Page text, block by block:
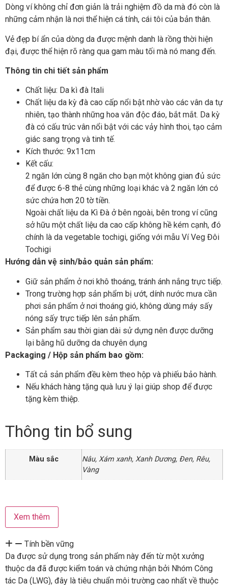
Dòng ví không chỉ đơn giản là trải nghiệm đồ da mà đó còn là
những cảm nhận là nơi thể hiện cá tính, cái tôi của bản thân.
Vẻ đẹp bí ẩn của dòng da được mệnh danh là rồng thời hiện
đại, được thể hiện rõ ràng qua gam màu tối mà nó mang đến.
Thông tin chi tiết sản phẩm
Chất liệu: Da kì đà Itali
Chất liệu da kỳ đà cao cấp nổi bật nhờ vào các vân da tự
nhiên, tạo thành những hoa văn độc đáo, bắt mắt. Da kỳ
đà có cấu trúc vân nổi bật với các vảy hình thoi, tạo cảm
giác sang trọng và tinh tế.
Kích thước: 9x11cm
Kết cấu:
2 ngăn lớn cùng 8 ngăn cho bạn một không gian đủ sức
để được 6-8 thẻ cùng những loại khác và 2 ngăn lớn có
sức chứa hơn 20 tờ tiền.
Ngoài chất liệu da Kì Đà ở bên ngoài, bên trong ví cũng
sở hữu một chất liệu da cao cấp không hề kém cạnh, đó
chính là da vegetable tochigi, giống với mẫu Ví Veg Đôi
Tochigi
Hướng dẫn vệ sinh/bảo quản sản phẩm:
Giữ sản phẩm ở nơi khô thoáng, tránh ánh nắng trực tiếp.
Trong trường hợp sản phẩm bị ướt, dính nước mưa cần
phơi sản phẩm ở nơi thoáng gió, không dùng máy sấy
nóng sấy trực tiếp lên sản phẩm.
Sản phẩm sau thời gian dài sử dựng nên được dưỡng
lại bằng hũ dưỡng da chuyên dụng
Packaging / Hộp sản phẩm bao gồm:
Tất cả sản phẩm đều kèm theo hộp và phiếu bảo hành.
Nếu khách hàng tặng quà lưu ý lại giúp shop để được
tặng kèm thiệp.
Thông tin bổ sung
Màu sắc Nâu, Xám xanh, Xanh Dương, Đen, Rêu,
Vàng
Xem thêm
Tính bền vững
Da được sử dụng trong sản phẩm này đến từ một xưởng
thuộc da đã được kiểm toán và chứng nhận bởi Nhóm Công
tác Da (LWG), đây là tiêu chuẩn môi trường cao nhất về thuộc